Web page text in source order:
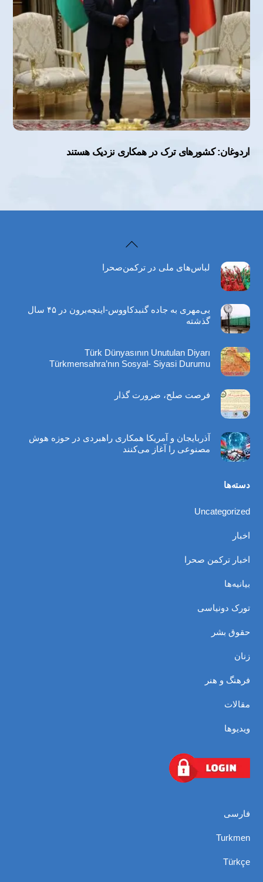
اردوغان: کشورهای ترک در همکاری نزدیک هستند
Back
لباس‌های ملی در ترکمن‌صحرا
بی‌مهری به جاده گنبدکاووس-اینچه‌برون در ۴۵ سال
گذشته
Türk Dünyasının Unutulan Diyarı
Türkmensahra’nın Sosyal- Siyasi Durumu
فرصت صلح، ضرورت گذار
آذربایجان و آمریکا همکاری راهبردی در حوزه هوش
مصنوعی را آغاز می‌کنند
دسته‌ها
Uncategorized
اخبار
اخبار ترکمن صحرا
بیانیه‌ها
تورک دونیاسی
حقوق بشر
زنان
فرهنگ و هنر
مقالات
ویدیوها
فارسی
Turkmen
Türkçe